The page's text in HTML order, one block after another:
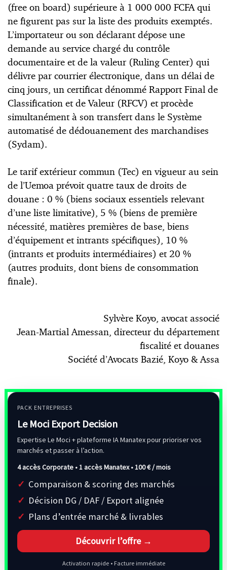
(free on board) supérieure à 1 000 000 FCFA qui
ne figurent pas sur la liste des produits exemptés.
L’importateur ou son déclarant dépose une
demande au service chargé du contrôle
documentaire et de la valeur (Ruling Center) qui
délivre par courrier électronique, dans un délai de
cinq jours, un certificat dénommé Rapport Final de
Classification et de Valeur (RFCV) et procède
simultanément à son transfert dans le Système
automatisé de dédouanement des marchandises
(Sydam).
Le tarif extérieur commun (Tec) en vigueur au sein
de l’Uemoa prévoit quatre taux de droits de
douane : 0 % (biens sociaux essentiels relevant
d’une liste limitative), 5 % (biens de première
nécessité, matières premières de base, biens
d’équipement et intrants spécifiques), 10 %
(intrants et produits intermédiaires) et 20 %
(autres produits, dont biens de consommation
finale).
Sylvère Koyo, avocat associé
Jean-Martial Amessan, directeur du département
fiscalité et douanes
Société d’Avocats Bazié, Koyo & Assa
PACK ENTREPRISES
Le Moci Export Decision
Expertise Le Moci + plateforme IA Manatex pour prioriser vos
marchés et passer à l’action.
4 accès Corporate • 1 accès Manatex •100 € / mois
Comparaison & scoring des marchés
Décision DG / DAF / Export alignée
Plans d’entrée marché & livrables
Découvrir l’offre →
Activation rapide • Facture immédiate